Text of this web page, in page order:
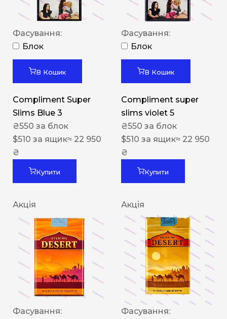
Фасування:
Блок
В Кошик
Compliment Super
Slims Blue 3
₴550 за блок
$510 за ящик≈ 22 950
₴
Купити
Фасування:
Блок
В Кошик
Compliment super
slims violet 5
₴550 за блок
$510 за ящик≈ 22 950
₴
Купити
Акція
Фасування:
Акція
Фасування: